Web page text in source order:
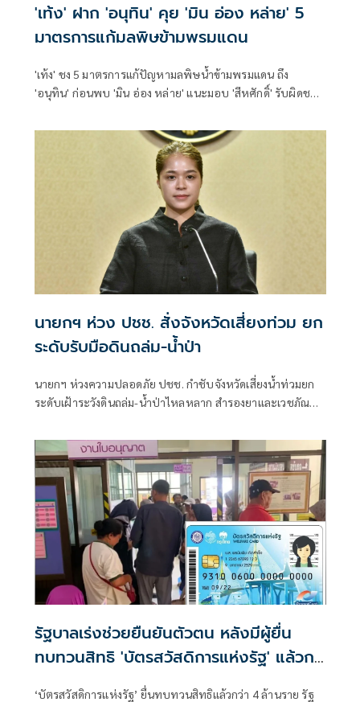
'เท้ง' ฝาก 'อนุทิน' คุย 'มิน อ่อง หล่าย' 5
มาตรการแก้มลพิษข้ามพรมแดน
'เท้ง' ชง 5 มาตรการแก้ปัญหามลพิษน้ำข้ามพรมแดน ถึง
'อนุทิน' ก่อนพบ 'มิน อ่อง หล่าย' แนะมอบ 'สีหศักดิ์' รับผิดชอบ
นายกฯ ห่วง ปชช. สั่งจังหวัดเสี่ยงท่วม ยก
ระดับรับมือดินถล่ม-น้ำป่า
นายกฯ ห่วงความปลอดภัย ปชช. กำชับจังหวัดเสี่ยงน้ำท่วมยก
ระดับเฝ้าระวังดินถล่ม-น้ำป่าไหลหลาก สำรองยาและเวชภัณฑ์
รัฐบาลเร่งช่วยยืนยันตัวตน หลังมีผู้ยื่น
ทบทวนสิทธิ 'บัตรสวัสดิการแห่งรัฐ' แล้วก
‘บัตรสวัสดิการแห่งรัฐ’ ยื่นทบทวนสิทธิแล้วกว่า 4 ล้านราย รัฐ